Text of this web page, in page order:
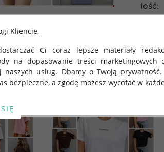
lość:
Kliencie,
Ci coraz lepsze materiały
na dopasowanie treści
naszych usług. Dbamy o Twoją
bezpieczne, a zgodę możesz wycofać w
roku obowiązuje Rozporządzenie
ochrony osób fizycznych w związku
takich danych oraz uchylenia
Rozporządzenie o Ochronie Danych"). W
danych oraz zasadach, na jakich